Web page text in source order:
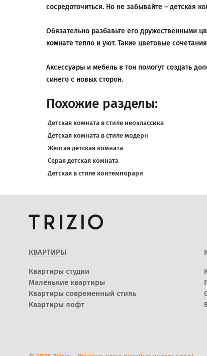
сосредоточиться. Но не забывайте – детская
Обязательно разбавьте его дружественными
комнате тепло и уют. Такие цветовые
Аксессуары и мебель в тон помогут создать
синего с новых сторон.
Похожие разделы:
Детская комната в стиле неоклассика
Детская комната в стиле модерн
Желтая детская комната
Серая детская комната
Детская в стиле контемпорари
КВАРТИРЫ
Квартиры студии
Маленькие квартиры
Квартиры современный стиль
Квартиры лофт